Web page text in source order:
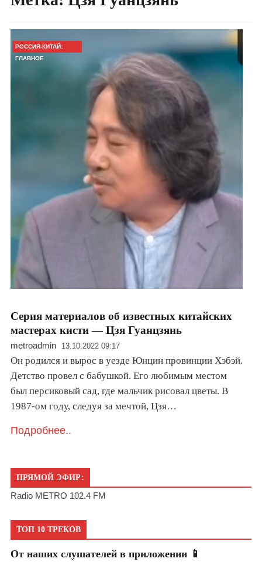
РОССИЯ-КИТАЙ:
ГЛАВНОЕ
Серия материалов об известных китайских
мастерах кисти — Цзя Гуанцзянь
metroadmin 13.10.2022 09:17
Он родился и вырос в уезде Юнцин провинции Хэбэй.
Детство провел с бабушкой. Его любимым местом
был персиковый сад, где мальчик рисовал цветы. В
1987-ом году, следуя за мечтой, Цзя…
Подробнее..
ПРЯМОЙ ЭФИР:
Radio METRO 102.4 FM
ТОП 10 ТРЕКОВ
От наших слушателей в приложении 📱